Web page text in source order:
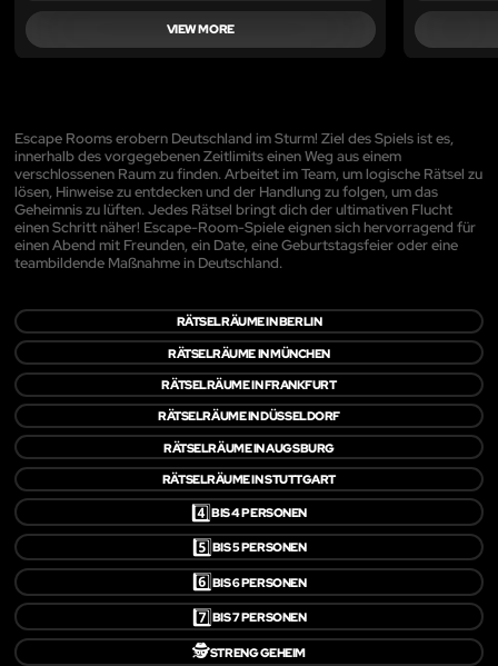
VIEW MORE
Escape Rooms erobern Deutschland im Sturm! Ziel des Spiels ist es,
innerhalb des vorgegebenen Zeitlimits einen Weg aus einem
verschlossenen Raum zu finden. Arbeitet im Team, um logische Rätsel zu
lösen, Hinweise zu entdecken und der Handlung zu folgen, um das
Geheimnis zu lüften. Jedes Rätsel bringt dich der ultimativen Flucht
einen Schritt näher! Escape-Room-Spiele eignen sich hervorragend für
einen Abend mit Freunden, ein Date, eine Geburtstagsfeier oder eine
teambildende Maßnahme in Deutschland.
RÄTSELRÄUME IN BERLIN
RÄTSELRÄUME IN MÜNCHEN
RÄTSELRÄUME IN FRANKFURT
RÄTSELRÄUME IN DÜSSELDORF
RÄTSELRÄUME IN AUGSBURG
RÄTSELRÄUME IN STUTTGART
4️⃣BIS 4 PERSONEN
5️⃣BIS 5 PERSONEN
6️⃣BIS 6 PERSONEN
7️⃣BIS 7 PERSONEN
🕵️STRENG GEHEIM